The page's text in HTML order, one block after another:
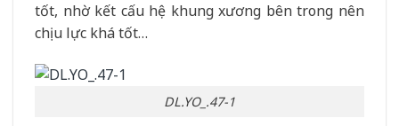
tốt, nhờ kết cấu hệ khung xương bên trong nên
chịu lực khá tốt…
DL.YO_.47-1